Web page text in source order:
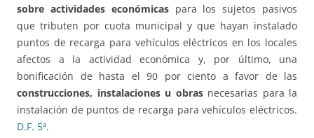
sobre actividades económicaspara los sujetos pasivos
que tributen por cuota municipal y que hayan instalado
puntos de recarga para vehículos eléctricos en los locales
afectos a la actividad económica y, por último, una
bonificación de hasta el 90 por ciento a favor de las
construcciones, instalaciones u obrasnecesarias para la
instalación de puntos de recarga para vehículos eléctricos.
D.F. 5ª.